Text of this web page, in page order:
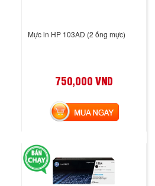
Mực in HP 103AD (2 ống mực)
750,000 VND
MUA NGAY